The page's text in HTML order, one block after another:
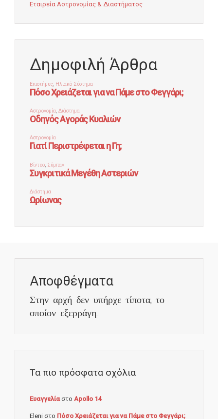
Εταιρεία Αστρονομίας & Διαστήματος
Δημοφιλή Άρθρα
Αποφθέγματα
Στην αρχή δεν υπήρχε τίποτα, το
οποίον εξερράγη.
Τα πιο πρόσφατα σχόλια
Ευαγγελίαστο Apollo 14
Eleni στο Πόσο Χρειάζεται για να Πάμε στο Φεγγάρι;